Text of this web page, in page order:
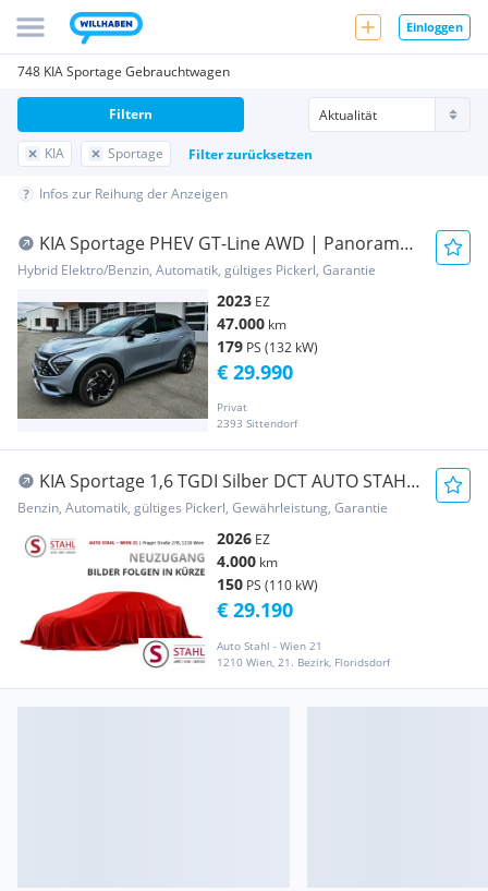
Einloggen
748 KIA Sportage Gebrauchtwagen
KIA Sportage Filter zurücksetzen
Filtern
Infos zur Reihung der Anzeigen
KIA Sportage PHEV GT-Line AWD | Panorama
| Automatik | Hybrid
Hybrid Elektro/Benzin, Automatik, gültiges Pickerl, Garantie
2023 EZ
47.000 km
179 PS (132 kW)
Privat
2393 Sittendorf
€ 29.990
KIA Sportage 1,6 TGDI Silber DCT AUTO STAHL
WIEN 21...
Benzin, Automatik, gültiges Pickerl, Gewährleistung, Garantie
2026 EZ
4.000 km
150 PS (110 kW)
Auto Stahl - Wien 21
1210 Wien, 21. Bezirk, Floridsdorf
€ 29.190